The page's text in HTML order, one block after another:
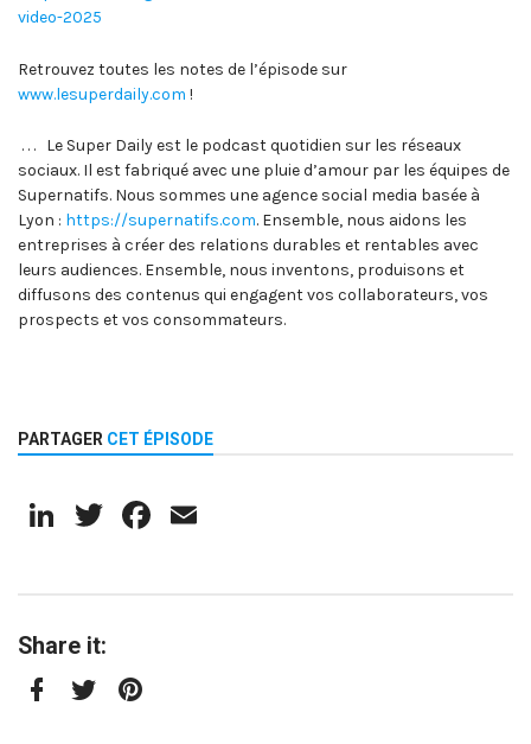
video-2025
Retrouvez toutes les notes de l’épisode sur
www.lesuperdaily.com !
. . . Le Super Daily est le podcast quotidien sur les réseaux
sociaux. Il est fabriqué avec une pluie d’amour par les équipes de
Supernatifs. Nous sommes une agence social media basée à
Lyon : https://supernatifs.com. Ensemble, nous aidons les
entreprises à créer des relations durables et rentables avec
leurs audiences. Ensemble, nous inventons, produisons et
diffusons des contenus qui engagent vos collaborateurs, vos
prospects et vos consommateurs.
PARTAGER CET ÉPISODE
LinkedIn
TwitterFacebook
Share it: